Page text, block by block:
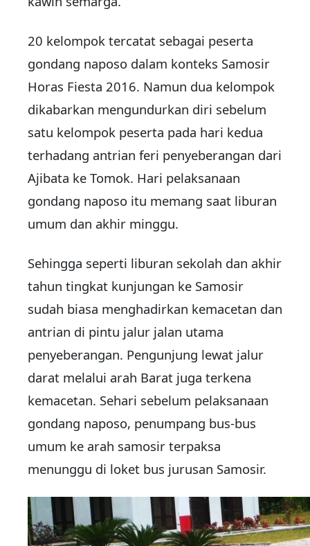
20 kelompok tercatat sebagai peserta
gondang naposo dalam konteks Samosir
Horas Fiesta 2016. Namun dua kelompok
dikabarkan mengundurkan diri sebelum
satu kelompok peserta pada hari kedua
terhadang antrian feri penyeberangan dari
Ajibata ke Tomok. Hari pelaksanaan
gondang naposo itu memang saat liburan
umum dan akhir minggu.
Sehingga seperti liburan sekolah dan akhir
tahun tingkat kunjungan ke Samosir
sudah biasa menghadirkan kemacetan dan
antrian di pintu jalur jalan utama
penyeberangan. Pengunjung lewat jalur
darat melalui arah Barat juga terkena
kemacetan. Sehari sebelum pelaksanaan
gondang naposo, penumpang bus-bus
umum ke arah samosir terpaksa
menunggu di loket bus jurusan Samosir.